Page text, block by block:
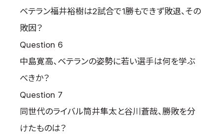
ベテラン福井裕樹は2試合で1勝もできず敗退、その
敗因？
Question 6
中島寛高、ベテランの姿勢に若い選手は何を学ぶ
べきか？
Question 7
同世代のライバル筒井隼太と谷川蒼哉、勝敗を分
けたものは？